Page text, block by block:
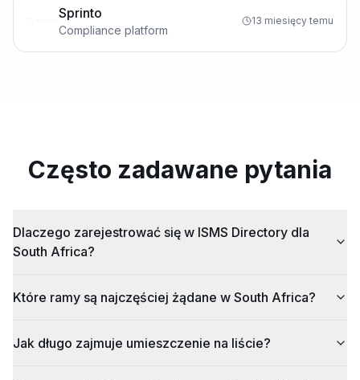
Sprinto
Compliance platform
13 miesięcy temu
Często zadawane pytania
Dlaczego zarejestrować się w ISMS Directory dla
South Africa?
Które ramy są najczęściej żądane w South Africa?
Jak długo zajmuje umieszczenie na liście?